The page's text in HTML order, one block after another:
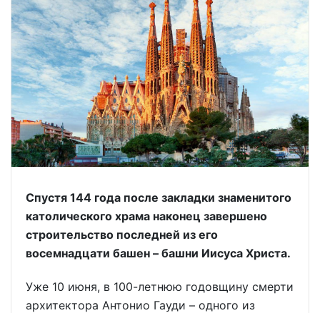
Спустя 144 года после закладки знаменитого
католического храма наконец завершено
строительство последней из его
восемнадцати башен – башни Иисуса Христа.
Уже 10 июня, в 100-летнюю годовщину смерти
архитектора Антонио Гауди – одного из